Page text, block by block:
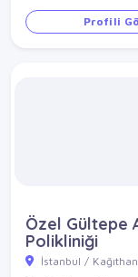
Profili
Özel Gültepe
Polikliniği
İstanbul /